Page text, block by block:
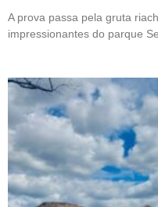
A prova passa pela gruta
impressionantes do parque